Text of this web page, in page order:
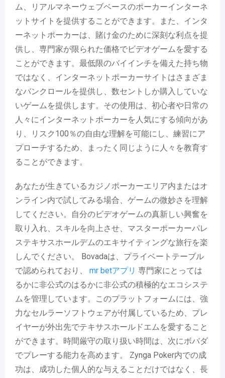
ム、リアルマネーウェブベースのポーカーインターネ
ットサイトを提供することができます。また、インタ
ーネットポーカーは、賭け金のために深刻な利点を提
供し、専門家が限られた価格でビデオゲームを愛する
ことができます。最低限のバイインチを備えた持ち物
ではなく、インターネットポーカーサイトはさまざま
なバンクロールを提供し、数セントしか購入していな
いゲームを提供します。その使用は、初心者や日常の
人々にインターネットポーカーを人気にする傾向があ
り、リスク100％の自由な理解を可能にし、練習にア
プローチするため、まったく同じように人々を教育す
ることができます。
あなたが生きているカジノポーカーエリア内またはオ
ンライン内で試してみる場合、ゲームの微妙さを理解
してください。自分のビデオゲームの真新しい興奮を
取り入れ、スキルを向上させ、マスターポーカーパレ
ステキサスホールデムのエキサイティングな旅行を楽
しんでください。 Bovadaは、プライベートテーブル
で認められており、 mr betアプリ 専門家にとっては
るかに非公式のはるかに非公式の積極的なエコシステ
ムを管理しています。このプラットフォームには、強
力なセルラーソフトウェアが付属しているため、プレ
イヤーが外出先でテキサスホールドエムを愛すること
ができます。時間厳守の取り扱い時間は、次にボバダ
でプレーする能力を高めます。 Zynga Poker内での成
功は、成功した個人的な与えることだけではなく、長